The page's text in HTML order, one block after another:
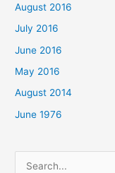
August 2016
July 2016
June 2016
May 2016
August 2014
June 1976